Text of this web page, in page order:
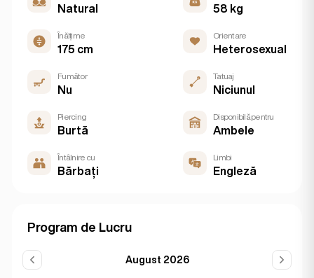
Natural 58 kg
Înălțime
175 cm
Orientare
Heterosexual
Fumător
Nu
Tatuaj
Niciunul
Piercing
Burtă
Disponibilă pentru
Ambele
Întâlnire cu
Bărbați
Limbi
Engleză
Program de Lucru
August 2026